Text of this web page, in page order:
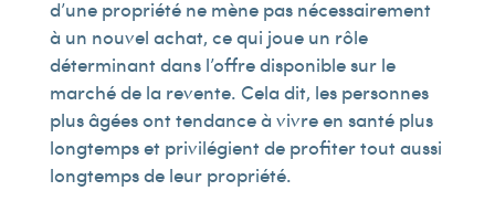
d’une propriété ne mène pas nécessairement
à un nouvel achat, ce qui joue un rôle
déterminant dans l’offre disponible sur le
marché de la revente. Cela dit, les personnes
plus âgées ont tendance à vivre en santé plus
longtemps et privilégient de profiter tout aussi
longtemps de leur propriété.